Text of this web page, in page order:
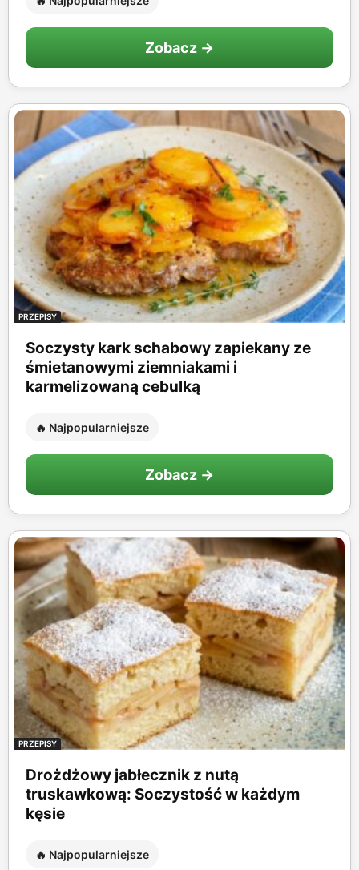
Zobacz →
PRZEPISY
Soczysty kark schabowy zapiekany ze
śmietanowymi ziemniakami i
karmelizowaną cebulką
🔥 Najpopularniejsze
Zobacz →
PRZEPISY
Drożdżowy jabłecznik z nutą
truskawkową: Soczystość w każdym
kęsie
🔥 Najpopularniejsze